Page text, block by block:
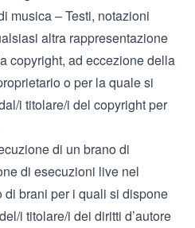
musica – Testi, notazioni
altra rappresentazione
copyright, ad eccezione della
o per la quale si
i titolare/i del copyright per
di un brano di
di esecuzioni live nel
di brani per i quali si dispone
i titolare/i dei diritti d’autore